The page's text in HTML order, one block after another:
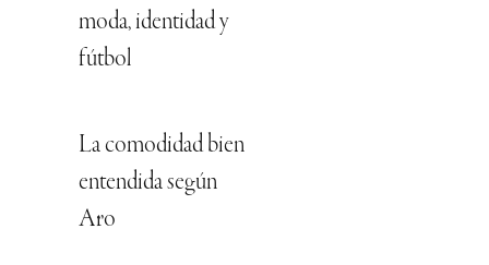
moda, identidad y
fútbol
La comodidad bien
entendida según
Aro